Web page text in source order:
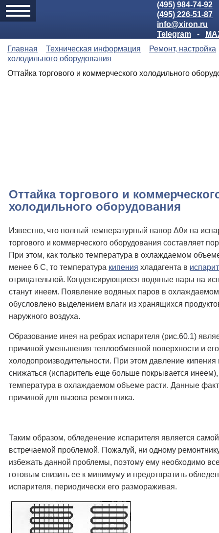
(495) 984-74-92
(495) 226-51-87
info@xiron.ru
Telegram
-
Главная
Техническая информация
Ремонт, настройка
холодильного оборудования
Оттайка торгового и коммерческого холодильного
Оттайка торгового и
холодильного оборудования
Известно, что полный температурный напор Δθи на
торгового и коммерческого оборудования составляет
При этом, как только температура в охлаждаемом
менее 6 С, то температура кипения хладагента в
отрицательной. Конденсирующиеся водяные пары на
станут инеем. Появление водяных паров в
обусловлено выделением влаги из хранящихся
наружного воздуха.
Образование инея на ребрах испарителя (рис.60.1)
причиной уменьшения теплообменной поверхности и его
холодопроизводительности. При этом давление кипения
снижаться (испаритель еще больше покрывается
температура в охлаждаемом объеме расти. Данные
причиной для вызова ремонтника.
Таким образом, обледенение испарителя является
встречаемой проблемой. Пожалуй, ни одному
избежать данной проблемы, поэтому ему необходимо
готовым снизить ее к минимуму и предотвратить
испарителя, периодически его размораживая.